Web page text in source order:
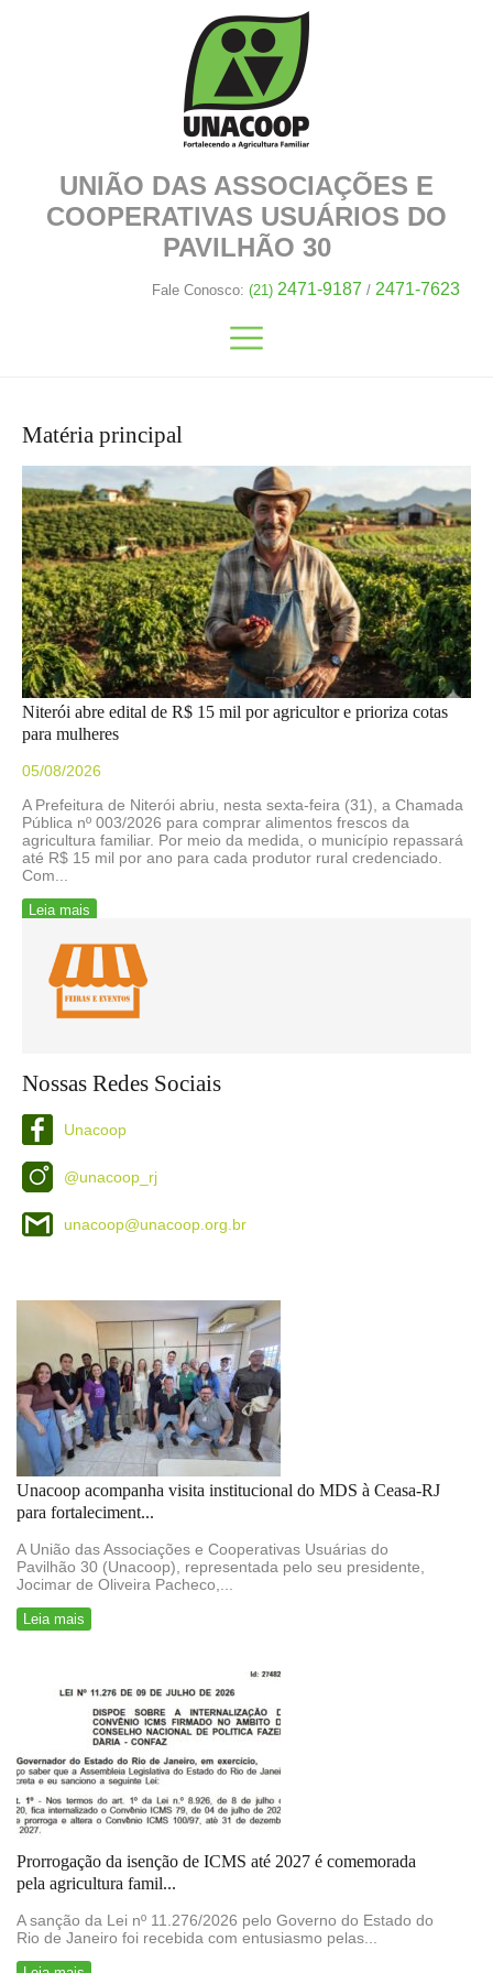
UNIÃO DAS ASSOCIAÇÕES E
COOPERATIVAS USUÁRIOS DO
PAVILHÃO 30
Fale Conosco: (21) 2471-9187 / 2471-7623
Matéria principal
Niterói abre edital de R$ 15 mil por agricultor e prioriza cotas
para mulheres
05/08/2026
A Prefeitura de Niterói abriu, nesta sexta-feira (31), a Chamada
Pública nº 003/2026 para comprar alimentos frescos da
agricultura familiar. Por meio da medida, o município repassará
até R$ 15 mil por ano para cada produtor rural credenciado.
Com...
Leia mais
Nossas Redes Sociais
Unacoop
@unacoop_rj
unacoop@unacoop.org.br
Unacoop acompanha visita institucional do MDS à Ceasa-RJ
para fortaleciment...
A União das Associações e Cooperativas Usuárias do
Pavilhão 30 (Unacoop), representada pelo seu presidente,
Jocimar de Oliveira Pacheco,...
Leia mais
Prorrogação da isenção de ICMS até 2027 é comemorada
pela agricultura famil...
A sanção da Lei nº 11.276/2026 pelo Governo do Estado do
Rio de Janeiro foi recebida com entusiasmo pelas...